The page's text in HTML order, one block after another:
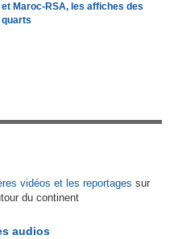
et Maroc-RSA, les affiches des
quarts
vidéos et les reportages sur
du continent
audios